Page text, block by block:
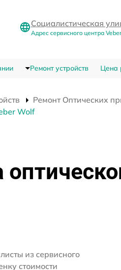
Социалистическая
Адрес сервисного центра Veber
Ремонт устройств Цена
Ремонт Оптических
Wolf
из сервисного
стоимости